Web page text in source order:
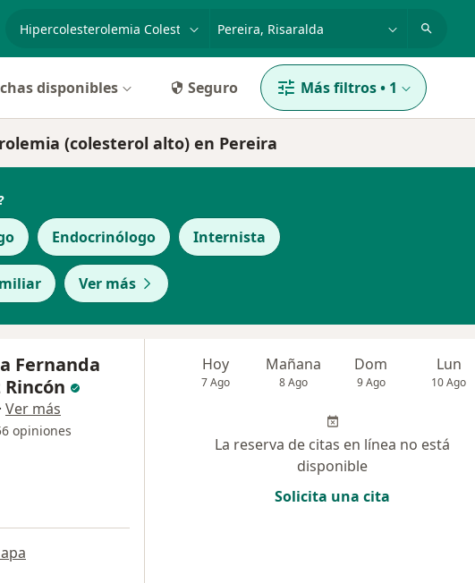
disponibles Seguro Más filtros• 1
(colesterol alto) en Pereira
Endocrinólogo Internista
Ver más
Fernanda
· Ver más
opiniones
Hoy
7 Ago
Mañana
8 Ago
Dom
9 Ago
Lun
10 Ago
La reserva de citas en línea no está
disponible
Solicita una cita